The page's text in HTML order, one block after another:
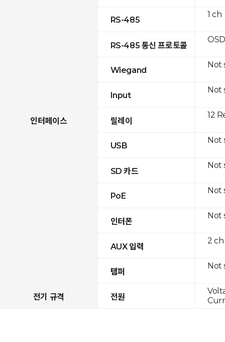
인터페이스
RS-485
RS-485 통신 프로토콜
Wiegand
Input
릴레이
USB
SD 카드
PoE
인터폰
AUX 입력
탬퍼
전기 규격 전원
1 ch
Not
Not
12
Not
Not
Not
Not
2
Not